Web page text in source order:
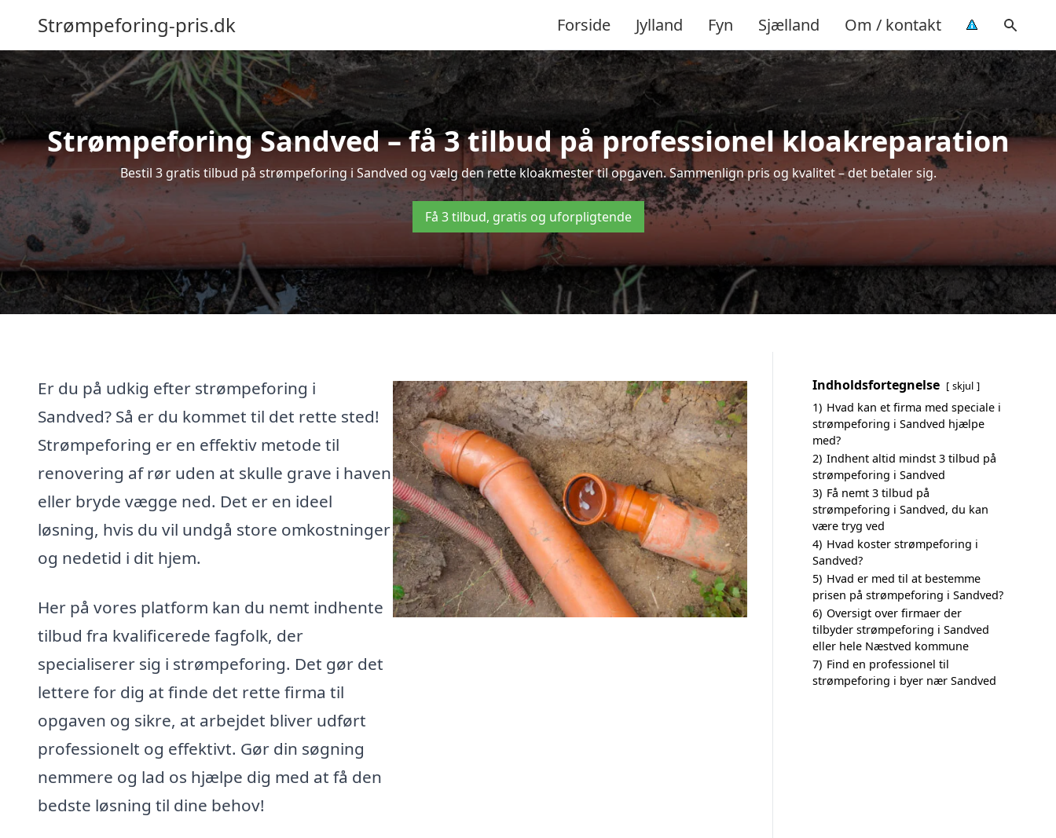
Strømpeforing-pris.dk Forside Jylland Fyn Sjælland Om / kontakt
Strømpeforing Sandved – få 3 tilbud på professionel kloakreparation
Bestil 3 gratis tilbud på strømpeforing i Sandved og vælg den rette kloakmester til opgaven. Sammenlign pris og kvalitet – det betaler sig.
Få 3 tilbud, gratis og uforpligtende
Er du på udkig efter strømpeforing i
Sandved? Så er du kommet til det rette sted!
Strømpeforing er en effektiv metode til
renovering af rør uden at skulle grave i haven
eller bryde vægge ned. Det er en ideel
løsning, hvis du vil undgå store omkostninger
og nedetid i dit hjem.
Her på vores platform kan du nemt indhente
tilbud fra kvalificerede fagfolk, der
specialiserer sig i strømpeforing. Det gør det
lettere for dig at finde det rette firma til
opgaven og sikre, at arbejdet bliver udført
professionelt og effektivt. Gør din søgning
nemmere og lad os hjælpe dig med at få den
bedste løsning til dine behov!
Indholdsfortegnelse skjul
1) Hvad kan et firma med speciale i
strømpeforing i Sandved hjælpe
med?
2) Indhent altid mindst 3 tilbud på
strømpeforing i Sandved
3) Få nemt 3 tilbud på
strømpeforing i Sandved, du kan
være tryg ved
4) Hvad koster strømpeforing i
Sandved?
5) Hvad er med til at bestemme
prisen på strømpeforing i Sandved?
6) Oversigt over firmaer der
tilbyder strømpeforing i Sandved
eller hele Næstved kommune
7) Find en professionel til
strømpeforing i byer nær Sandved